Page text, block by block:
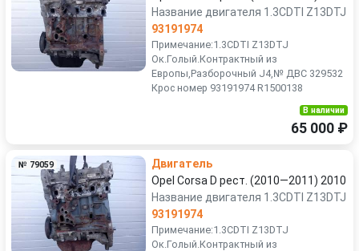
Название двигателя 1.3CDTI Z13DTJ
93191974
Примечание:1.3CDTI Z13DTJ
Ок.Голый.Контрактный из
Европы,Разборочный J4,№ ДВС 329532
Крос номер 93191974 R1500138
В наличии
65 000 ₽
№ 79059
Двигатель
Opel Corsa D рест. (2010—2011) 2010
Название двигателя 1.3CDTI Z13DTJ
93191974
Примечание:1.3CDTI Z13DTJ
Ок.Голый.Контрактный из